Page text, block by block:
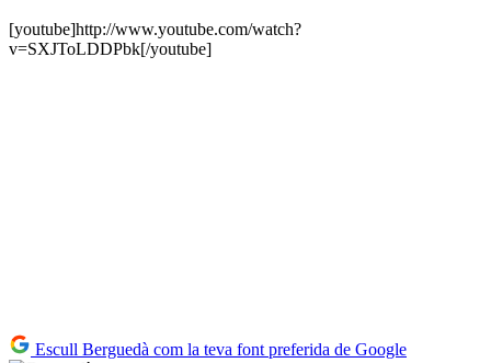
[youtube]http://www.youtube.com/watch?
v=SXJToLDDPbk[/youtube]
Escull Berguedà com la teva font preferida de Google